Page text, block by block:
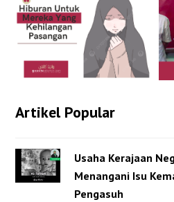
Artikel Popular
Usaha Kerajaan
Menangani Isu
Pengasuh